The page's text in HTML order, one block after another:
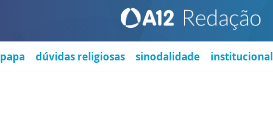
papa dúvidas religiosas sinodalidade institucional